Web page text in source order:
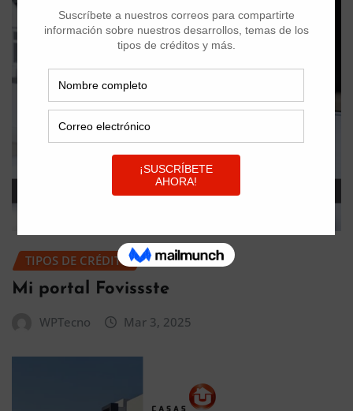
TIPOS DE CRÉDITO
Mi portal Fovissste
WPTecno Mar 3, 2025